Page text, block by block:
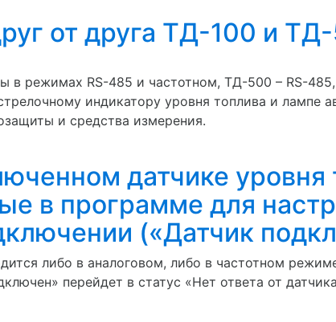
от друга ТД-100 и
в режимах RS-485 и частотном, ТД-500 – RS-
индикатору уровня топлива и лампе
и средства измерения.
датчике уровня
в программе для
(«Датчик
либо в аналоговом, либо в частотном
перейдет в статус «Нет ответа от